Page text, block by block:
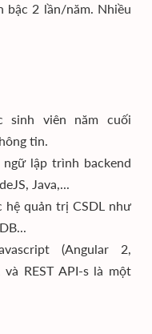
bậc 2 lần/năm. Nhiều
sinh viên năm cuối
tin.
lập trình backend
Java,...
hệ quản trị CSDL như
(Angular 2,
REST API-s là một